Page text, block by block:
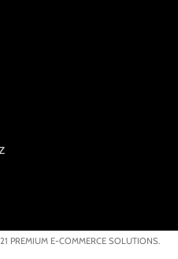
PREMIUM E-COMMERCE SOLUTIONS.